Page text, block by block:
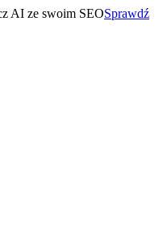
AI ze swoim SEOSprawdź